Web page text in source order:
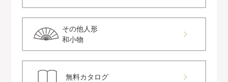
その他人形
和小物
無料カタログ